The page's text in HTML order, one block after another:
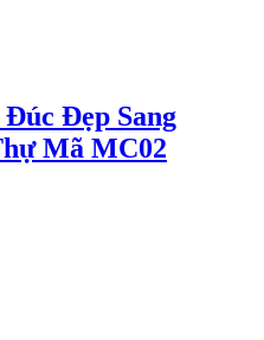
Đẹp Sang
Mã MC02